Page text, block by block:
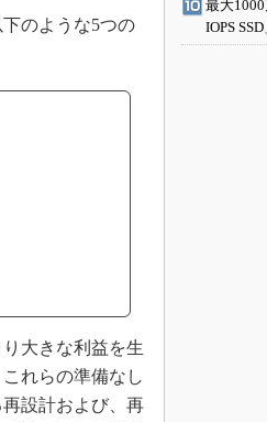
のような5つの
大きな利益を生
れらの準備なし
設計および、再
最大
IOPS